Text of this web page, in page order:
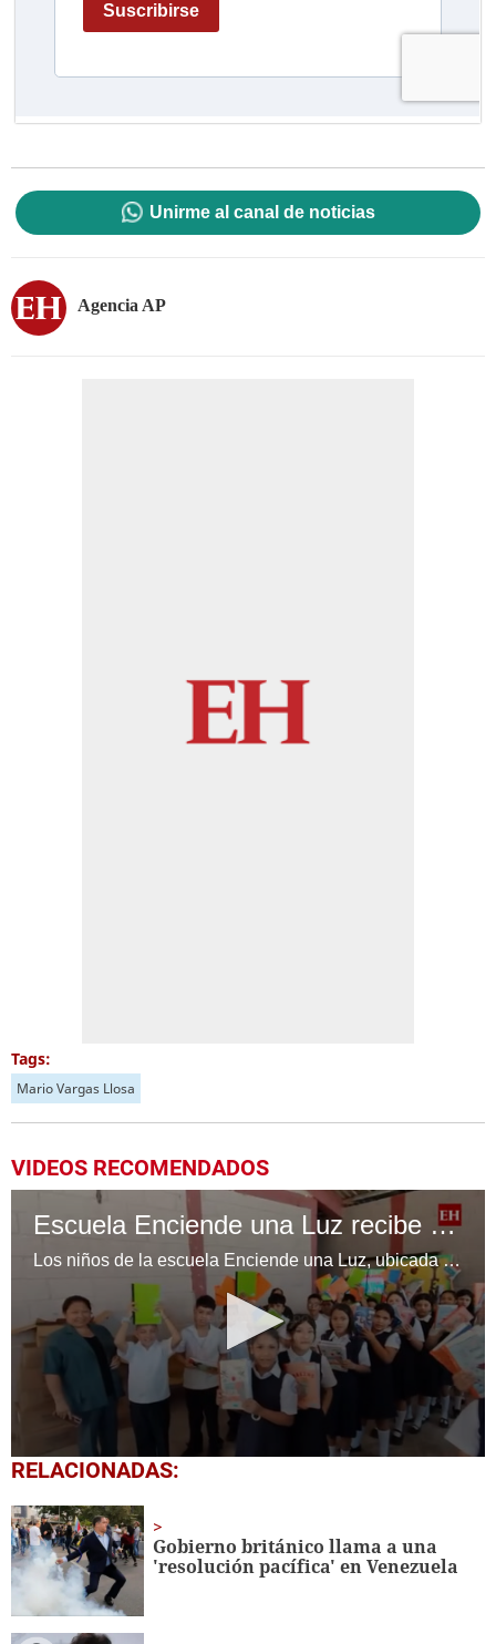
Unirme al canal de noticias
Agencia AP
Tags:
Mario Vargas Llosa
VIDEOS RECOMENDADOS
Escuela Enciende una Luz recibe cuadernos Quick, gracias a la Maratón del Saber
Los niños de la escuela Enciende una Luz, ubicada en la colonia Altos de Santa Rosa, al sur de Tegucigalpa, recibieron cuadernos Quick como parte de la Campaña Maratón del Saber.
0
seconds
1
minute,
56
seconds
RELACIONADAS:
Gobierno británico llama a una
'resolución pacífica' en Venezuela